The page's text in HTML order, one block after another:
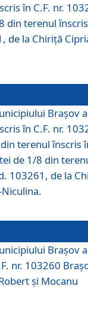
în C.F. nr.
din terenul
de la Chiriță
Braşov a
în C.F. nr.
terenul înscris
de 1/8 din
103261, de la
Braşov a
nr. 103260
și Mocanu